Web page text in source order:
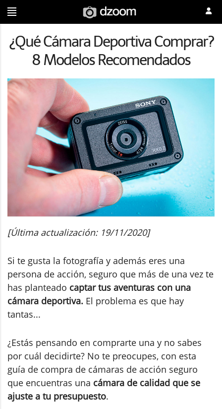
¿Qué Cámara Deportiva Comprar?
8 Modelos Recomendados
[Última actualización: 19/11/2020]
Si te gusta la fotografía y además eres una
persona de acción, seguro que más de una vez te
has planteado captar tus aventuras con una
cámara deportiva. El problema es que hay
tantas...
¿Estás pensando en comprarte una y no sabes
por cuál decidirte? No te preocupes, con esta
guía de compra de cámaras de acción seguro
que encuentras una cámara de calidad que se
ajuste a tu presupuesto.